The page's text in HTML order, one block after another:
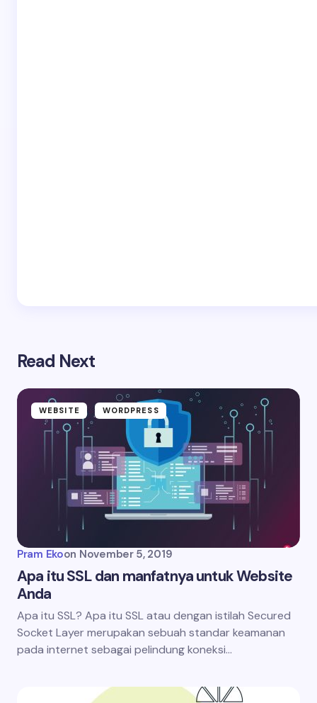
Read Next
WEBSITE WORDPRESS
Pram Ekoon November 5, 2019
Apa itu SSL dan manfatnya untuk Website
Anda
Apa itu SSL? Apa itu SSL atau dengan istilah Secured
Socket Layer merupakan sebuah standar keamanan
pada internet sebagai pelindung koneksi…